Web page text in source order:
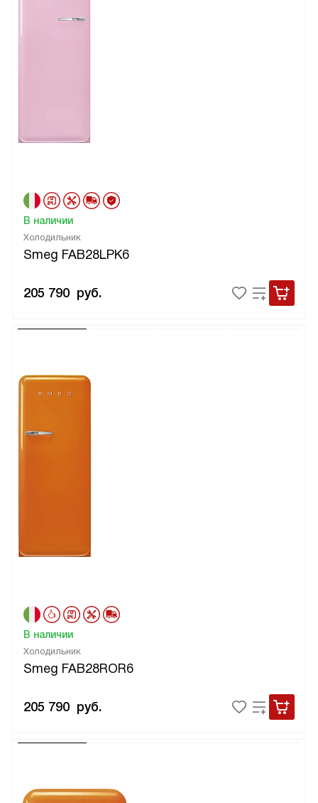
Холодильник
Smeg FAB28LPK6
В наличии
205 790 руб.
Холодильник
Smeg FAB28ROR6
В наличии
205 790 руб.